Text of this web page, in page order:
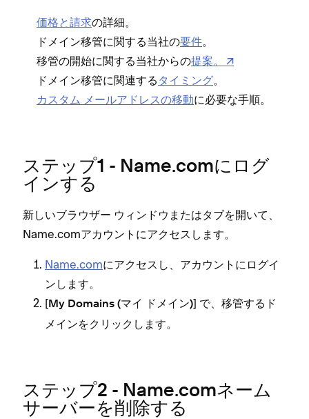
価格と請求の詳細⁠。
ドメイン移管に関する当社の要件⁠。
移管の開始に関する当社からの提案⁠。
ドメイン移管に関連する タイミング⁠。
カスタム メ⁠ールアドレスの移動に必要な手順⁠。
ステ⁠ップ1 - Name⁠.comにログ
インする
新しいブラウザ⁠ー ウ⁠ィンドウまたはタブを開いて⁠、
Name⁠.comアカウントにアクセスします⁠。
Name⁠.comにアクセスし⁠、アカウントにログイ
ンします⁠。
[⁠My Domains (⁠マイ ドメイン⁠)⁠] で⁠、移管するド
メインをクリ⁠ックします⁠。
ステ⁠ップ2 - Name⁠.comネ⁠ーム
サ⁠ーバ⁠ーを削除する